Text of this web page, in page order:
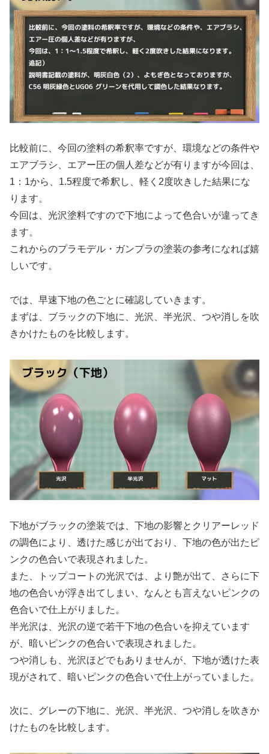
比較前に、今回の塗料の希釈率ですが、環境などの条件や
エアブラシ、エアー圧の個人差などが有りますが今回は、
1：1から、1.5程度で希釈し、軽く2度吹きした結果にな
ります。
今回は、光沢塗料ですので下地によって色合いが違ってき
ます。
これからのプラモデル・ガンプラの塗装の参考になれば嬉
しいです。
では、早速下地の色ごとに確認していきます。
まずは、ブラックの下地に、光沢、半光沢、つや消しを吹
きかけたものを比較します。
下地がブラックの塗装では、下地の影響とクリアーレッド
の調色により、透けた感じが出ており、下地の色が出たピ
ンクの色合いで表現されました。
また、トップコートの光沢では、より艶が出て、さらに下
地の色合いが浮き出てしまい、なんとも言えないピンクの
色合いで仕上がりました。
半光沢は、光沢の逆で若干下地の色合いを抑えています
が、暗いピンクの色合いで表現されました。
つや消しも、光沢ほどでもありませんが、下地が透けた表
現がされて、暗いピンクの色合いで仕上がっていました。
次に、グレーの下地に、光沢、半光沢、つや消しを吹きか
けたものを比較します。